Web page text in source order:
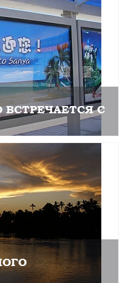
ВСТРЕЧАЕТСЯ С